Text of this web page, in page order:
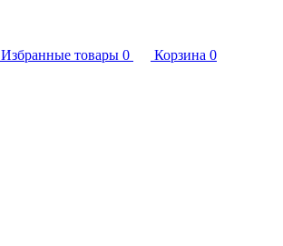
Избранные товары 0 Корзина 0